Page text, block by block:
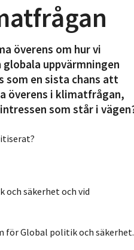
överens om hur vi
uppvärmningen
som en sista chans att
överens i klimatfrågan,
som står i
och säkerhet och vid
för Global politik och säkerhet.